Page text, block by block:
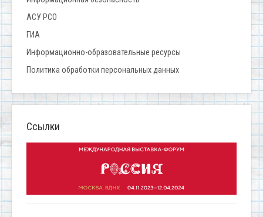
АСУ РСО
ГИА
Информационно-образовательные ресурсы
Политика обработки персональных данных
Ссылки